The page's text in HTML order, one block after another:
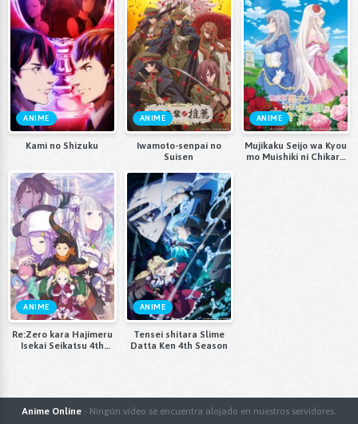
ANIME
Kami no Shizuku
ANIME
Iwamoto-senpai no
Suisen
ANIME
Mujikaku Seijo wa Kyou
mo Muishiki ni Chikara
ANIME
Re:Zero kara Hajimeru
Isekai Seikatsu 4th
ANIME
Tensei shitara Slime
Datta Ken 4th Season
Anime Online - Ningún vídeo se encuentra alojado en nuestros servidores.